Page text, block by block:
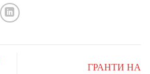
ГРАНТИ НА